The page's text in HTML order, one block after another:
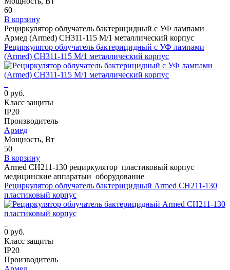
60
В корзину
Рециркулятор облучатель бактерицидный с УФ лампами
Армед (Armed) СH311-115 М/1 металлический корпус
Рециркулятор облучатель бактерицидный с УФ лампами
(Armed) СH311-115 М/1 металлический корпус
0 руб.
Класс защиты
IP20
Производитель
Армед
Мощность, Вт
50
В корзину
Armed СH211-130 рециркулятор пластиковый корпус
медицинские аппаратыи оборудование
Рециркулятор облучатель бактерицидный Armed СH211-130
пластиковый корпус
0 руб.
Класс защиты
IP20
Производитель